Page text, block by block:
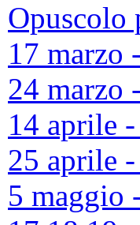
Opuscolo
17 marzo
24 marzo
14 aprile
25 aprile
5 maggio